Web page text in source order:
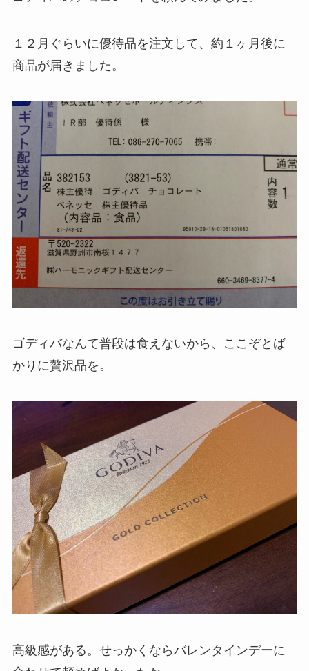
１２月ぐらいに優待品を注文して、約１ヶ月後に
商品が届きました。
ゴディバなんて普段は食えないから、ここぞとば
かりに贅沢品を。
高級感がある。せっかくならバレンタインデーに